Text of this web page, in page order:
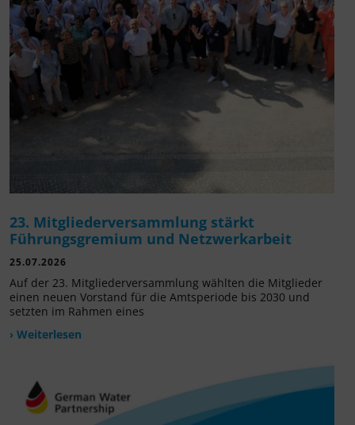
23. Mitgliederversammlung stärkt
Führungsgremium und Netzwerkarbeit
25.07.2026
Auf der 23. Mitgliederversammlung wählten die Mitglieder
einen neuen Vorstand für die Amtsperiode bis 2030 und
setzten im Rahmen eines
› Weiterlesen